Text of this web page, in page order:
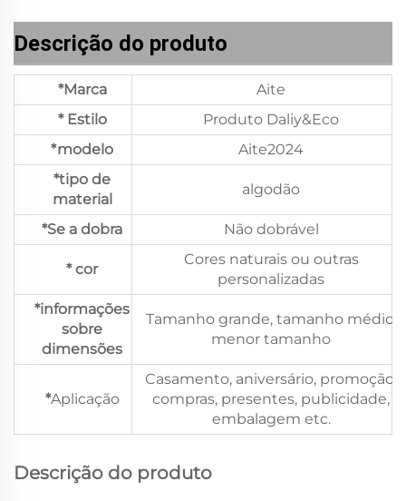
Descrição do produto
*Marca
Aite
* Estilo
Produto Daliy&Eco
*modelo
Aite2024
*tipo de
material
algodão
*Se a dobra Não dobrável
* cor
Cores naturais ou outras
personalizadas
*informações
sobre
dimensões
Tamanho grande, tamanho médio,
menor tamanho
*Aplicação
Casamento, aniversário, promoção,
compras, presentes, publicidade,
embalagem etc.
Descrição do produto